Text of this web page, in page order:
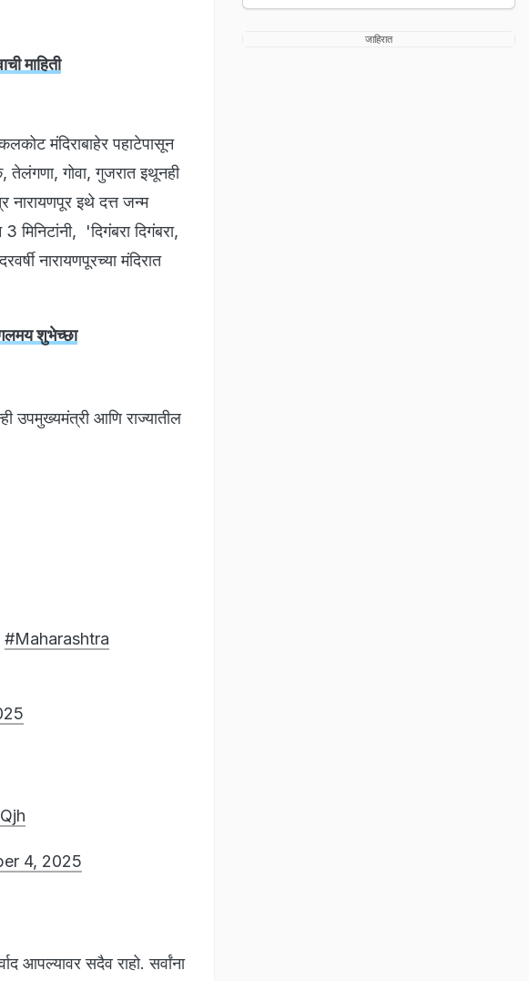
माहिती
मंदिराबाहेर पहाटेपासून
गोवा, गुजरात इथूनही
इथे दत्त जन्म
'दिगंबरा दिगंबरा,
नारायणपूरच्या मंदिरात
शुभेच्छा
उपमुख्यमंत्री आणि राज्यातील
#Maharashtra
4, 2025
आपल्यावर सदैव राहो. सर्वांना
जाहिरात